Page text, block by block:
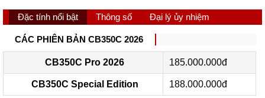
Đặc tính nổi bật Thông số Đại lý ủy nhiệm
CÁC PHIÊN BẢN CB350C 2026
CB350C Pro 2026 185.000.000đ
CB350C Special Edition 188.000.000đ